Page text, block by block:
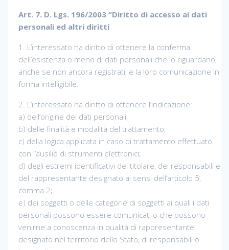
Art. 7. D. Lgs. 196/2003 “Diritto di accesso ai dati
personali ed altri diritti
1. L’interessato ha diritto di ottenere la conferma
dell’esistenza o meno di dati personali che lo riguardano,
anche se non ancora registrati, e la loro comunicazione in
forma intelligibile.
2. L’interessato ha diritto di ottenere l’indicazione:
a) dell’origine dei dati personali;
b) delle finalità e modalità del trattamento;
c) della logica applicata in caso di trattamento effettuato
con l’ausilio di strumenti elettronici;
d) degli estremi identificativi del titolare, dei responsabili e
del rappresentante designato ai sensi dell’articolo 5,
comma 2;
e) dei soggetti o delle categorie di soggetti ai quali i dati
personali possono essere comunicati o che possono
venirne a conoscenza in qualità di rappresentante
designato nel territorio dello Stato, di responsabili o